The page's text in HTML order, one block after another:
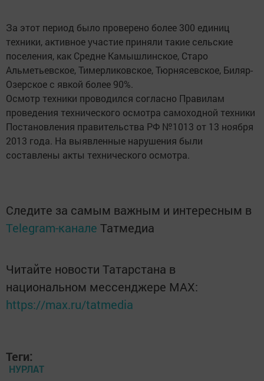
За этот период было проверено более 300 единиц
техники, активное участие приняли такие сельские
поселения, как Средне Камышлинское, Старо
Альметьевское, Тимерликовское, Тюрнясевское, Биляр-
Озерское с явкой более 90%.
Осмотр техники проводился согласно Правилам
проведения технического осмотра самоходной техники
Постановления правительства РФ №1013 от 13 ноября
2013 года. На выявленные нарушения были
составлены акты технического осмотра.
Следите за самым важным и интересным в
Telegram-канале Татмедиа
Читайте новости Татарстана в
национальном мессенджере MАХ:
https://max.ru/tatmedia
Теги:
НУРЛАТ